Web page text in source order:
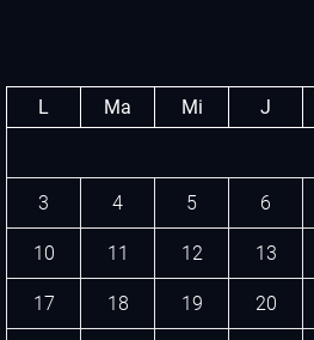
L Ma Mi J
3 4 5 6
10 11 12 13
17 18 19 20